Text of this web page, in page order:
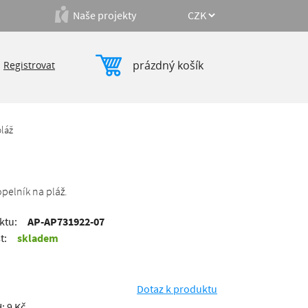
prázdný košík
Registrovat
Naše projekty
na pláž.
AP-AP731922-07
skladem
Dotaz k produktu